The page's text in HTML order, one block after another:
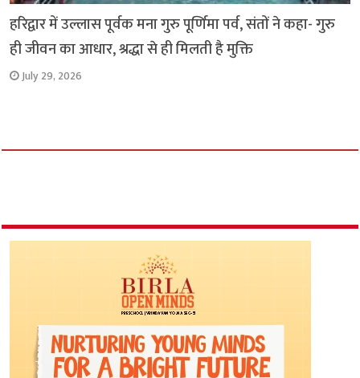
हरिद्वार में उल्लास पूर्वक मना गुरु पूर्णिमा पर्व, संतों ने कहा- गुरु
ही जीवन का आधार, श्रद्धा से ही मिलती है मुक्ति
July 29, 2026